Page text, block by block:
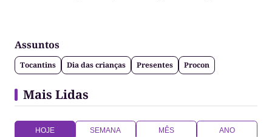
Assuntos
Tocantins Dia das crianças Presentes Procon
Mais Lidas
HOJE SEMANA MÊS ANO